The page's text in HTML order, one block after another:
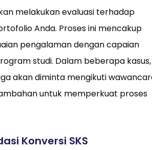
melakukan evaluasi terhadap
Anda. Proses ini mencakup
pengalaman dengan capaian
studi. Dalam beberapa kasus,
akan diminta mengikuti
untuk memperkuat proses
Konversi SKS